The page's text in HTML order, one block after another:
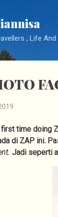
, Life And
time doing
di ZAP ini.
Jadi seperti